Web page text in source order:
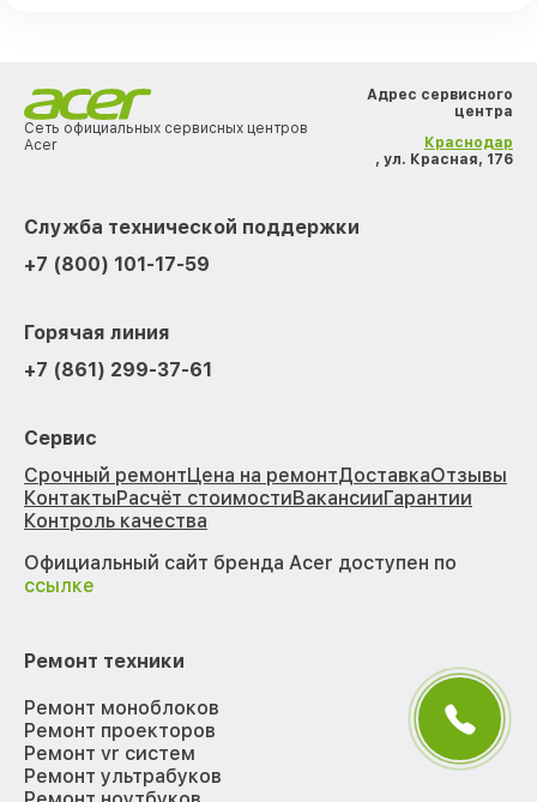
Сеть официальных сервисных центров
Acer
Адрес сервисного
центра
Краснодар
, ул. Красная, 176
Служба технической поддержки
+7 (800) 101-17-59
Горячая линия
+7 (861) 299-37-61
Сервис
Срочный ремонтЦена на ремонтДоставкаОтзывы
КонтактыРасчёт стоимостиВакансииГарантии
Контроль качества
Официальный сайт бренда Acer доступен по
ссылке
Ремонт техники
Ремонт моноблоков
Ремонт проекторов
Ремонт vr систем
Ремонт ультрабуков